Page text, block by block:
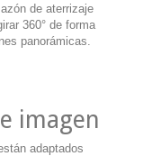
de aterrizaje
360° de forma
panorámicas.
imagen
adaptados